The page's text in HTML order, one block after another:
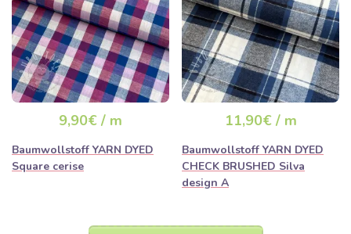
9,90€ / m
Baumwollstoff YARN DYED
Square cerise
11,90€ / m
Baumwollstoff YARN DYED
CHECK BRUSHED Silva
design A